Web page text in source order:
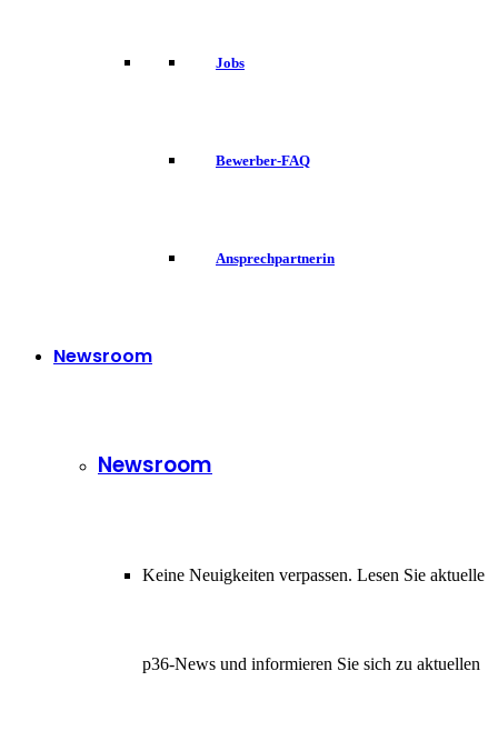
Jobs
Bewerber-FAQ
Ansprechpartnerin
Newsroom
Newsroom
Keine Neuigkeiten verpassen. Lesen Sie aktuelle
p36-News und informieren Sie sich zu aktuellen